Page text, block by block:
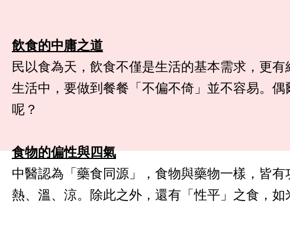
飲食的中庸之道
民以食為天，飲食不僅是生活的基本需求，更
生活中，要做到餐餐「不偏不倚」並不容易。
呢？
食物的偏性與四氣
中醫認為「藥食同源」，食物與藥物一樣，皆
熱、溫、涼。除此之外，還有「性平」之食，